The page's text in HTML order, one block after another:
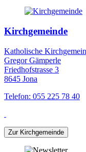
Kirchgemeinde
Katholische
Gregor Gämperle
Friedhofstrasse 3
8645 Jona
Telefon: 055 225 78 40
Zur Kirchgemeinde